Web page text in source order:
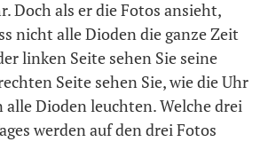
Doch als er die Fotos ansieht,
nicht alle Dioden die ganze Zeit
linken Seite sehen Sie seine
Seite sehen Sie, wie die Uhr
alle Dioden leuchten. Welche drei
werden auf den drei Fotos